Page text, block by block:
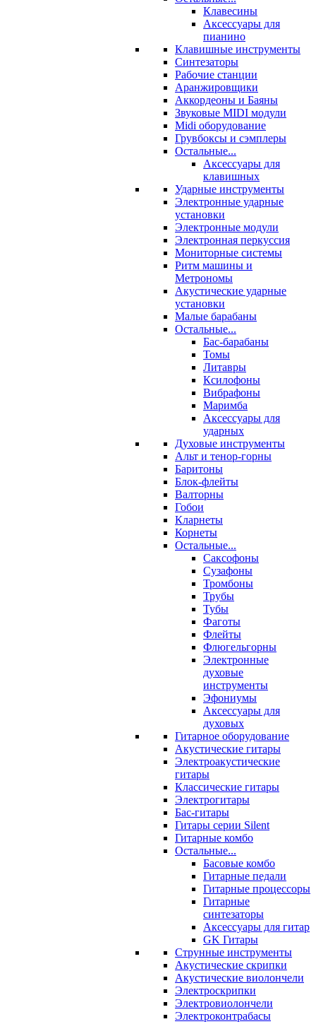
Клавесины
Аксессуары для
пианино
Клавишные инструменты
Синтезаторы
Рабочие станции
Аранжировщики
Аккордеоны и Баяны
Звуковые MIDI модули
Midi оборудование
Грувбоксы и сэмплеры
Остальные...
Аксессуары для
клавишных
Ударные инструменты
Электронные ударные
установки
Электронные модули
Электронная перкуссия
Мониторные системы
Ритм машины и
Метрономы
Акустические ударные
установки
Малые барабаны
Остальные...
Бас-барабаны
Томы
Литавры
Ксилофоны
Вибрафоны
Маримба
Аксессуары для
ударных
Духовые инструменты
Альт и тенор-горны
Баритоны
Блок-флейты
Валторны
Гобои
Кларнеты
Корнеты
Остальные...
Саксофоны
Сузафоны
Тромбоны
Трубы
Тубы
Фаготы
Флейты
Флюгельгорны
Электронные
духовые
инструменты
Эфониумы
Аксессуары для
духовых
Гитарное оборудование
Акустические гитары
Электроакустические
гитары
Классические гитары
Электрогитары
Бас-гитары
Гитары серии Silent
Гитарные комбо
Остальные...
Басовые комбо
Гитарные педали
Гитарные процессоры
Гитарные
синтезаторы
Аксессуары для гитар
GK Гитары
Струнные инструменты
Акустические скрипки
Акустические виолончели
Электроскрипки
Электровиолончели
Электроконтрабасы